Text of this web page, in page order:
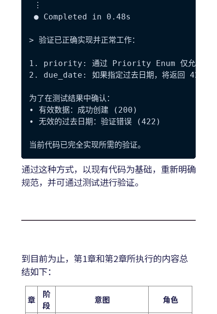
⋮
● Completed in 0.48s
> 验证已正确实现并正常工作：
1. priority: 通过 Priority Enum 仅允许
2. due_date: 如果指定过去日期，将返回
为了在测试结果中确认：
• 有效数据：成功创建 (200)
• 无效的过去日期：验证错误 (422)
通过这种方式，以现有代码为基础，重新明确
规范，并可通过测试进行验证。
到目前为止，第1章和第2章所执行的内容总
结如下：
章
阶
段
意图 角色